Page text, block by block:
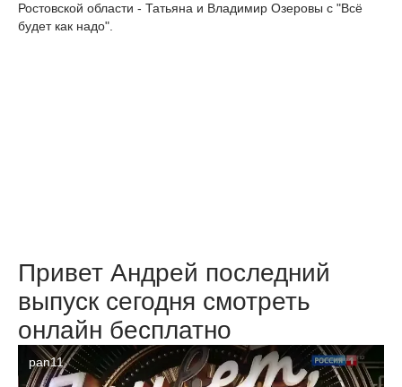
Ростовской области - Татьяна и Владимир Озеровы с "Всё
будет как надо".
Привет Андрей последний
выпуск сегодня смотреть
онлайн бесплатно